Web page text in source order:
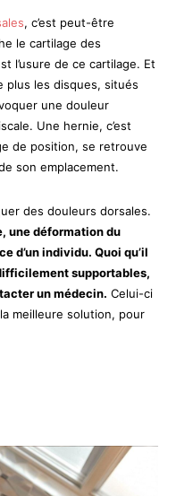
, c’est peut-être
le cartilage des
l’usure de ce cartilage. Et
plus les disques, situés
une douleur
Une hernie, c’est
de position, se retrouve
son emplacement.
des douleurs dorsales.
une déformation du
d’un individu. Quoi qu’il
supportables,
un médecin. Celui-ci
meilleure solution, pour